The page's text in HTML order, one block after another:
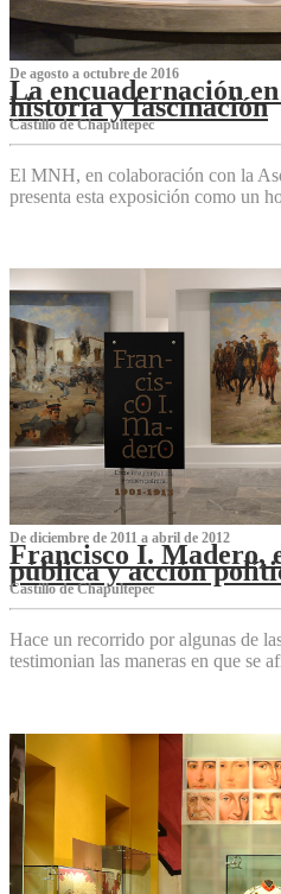
De agosto a octubre de 2016
La encuadernación
historia y fascinación
Castillo de Chapultepec
El MNH, en colaboración con la
presenta esta exposición como un
De diciembre de 2011 a abril de 2012
Francisco I. Madero,
pública y acción
Castillo de Chapultepec
Hace un recorrido por algunas de
testimonian las maneras en que se